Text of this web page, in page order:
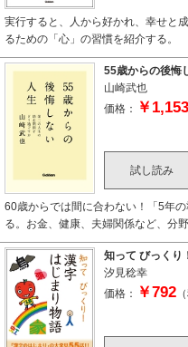
実行すると、人から好かれ、幸せと
るための「心」の習慣を紹介する。
55歳からの後悔
山崎武也
価格：
￥1,153
試し読み
60歳からでは間に合わない！「5年
る。お金、健康、夫婦関係など、分野
知って びっくり
汐見稔幸
価格：
￥792